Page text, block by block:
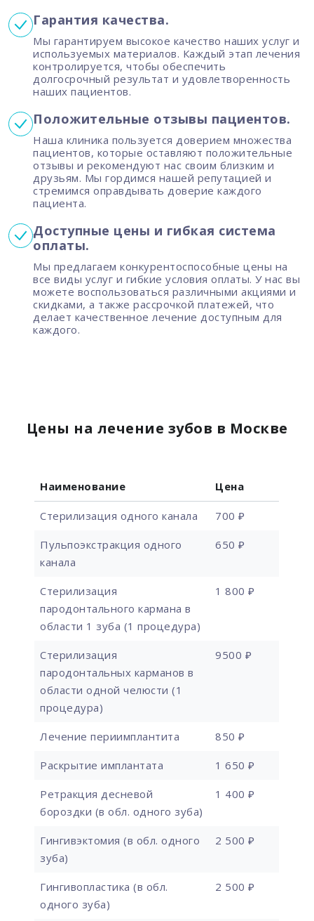
Гарантия качества.
Мы гарантируем высокое качество наших услуг и
используемых материалов. Каждый этап лечения
контролируется, чтобы обеспечить
долгосрочный результат и удовлетворенность
наших пациентов.
Положительные отзывы пациентов.
Наша клиника пользуется доверием множества
пациентов, которые оставляют положительные
отзывы и рекомендуют нас своим близким и
друзьям. Мы гордимся нашей репутацией и
стремимся оправдывать доверие каждого
пациента.
Доступные цены и гибкая система
оплаты.
Мы предлагаем конкурентоспособные цены на
все виды услуг и гибкие условия оплаты. У нас вы
можете воспользоваться различными акциями и
скидками, а также рассрочкой платежей, что
делает качественное лечение доступным для
каждого.
Цены на лечение зубов в Москве
Наименование Цена
Стерилизация одного канала 700 ₽
Пульпоэкстракция одного
канала
650 ₽
Стерилизация
пародонтального кармана в
области 1 зуба (1 процедура)
1 800 ₽
Стерилизация
пародонтальных карманов в
области одной челюсти (1
процедура)
9500 ₽
Лечение периимплантита 850 ₽
Раскрытие имплантата 1 650 ₽
Ретракция десневой
бороздки (в обл. одного зуба)
1 400 ₽
Гингивэктомия (в обл. одного
зуба)
2 500 ₽
Гингивопластика (в обл.
одного зуба)
2 500 ₽